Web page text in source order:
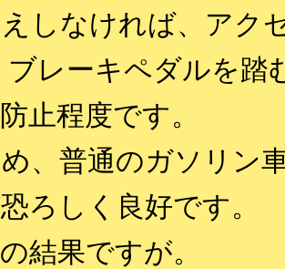
しなければ、アク
ブレーキペダルを踏
止程度です。
、普通のガソリン
ろしく良好です。
結果ですが。